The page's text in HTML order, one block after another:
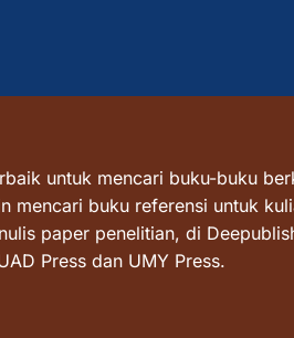
untuk mencari buku-buku
mencari buku referensi untuk
paper penelitian, di
Press dan UMY Press.